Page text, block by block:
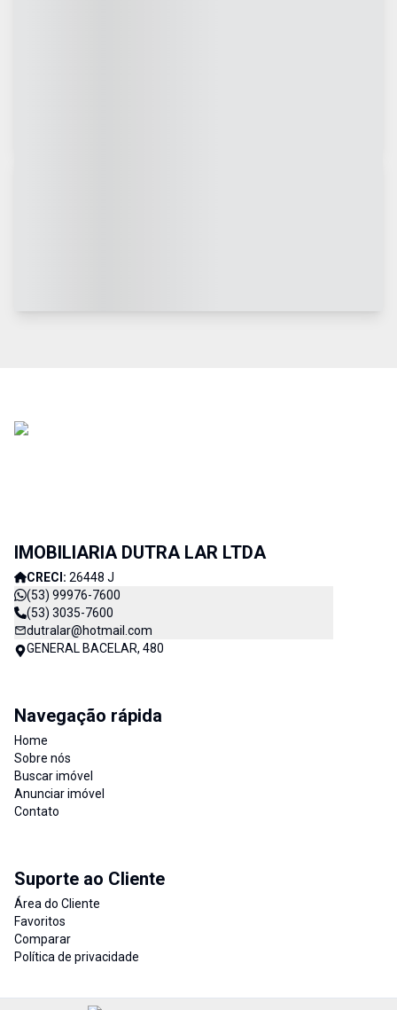
IMOBILIARIA DUTRA LAR LTDA
CRECI: 26448 J
(53) 99976-7600
(53) 3035-7600
dutralar@hotmail.com
GENERAL BACELAR, 480
Navegação rápida
Home
Sobre nós
Buscar imóvel
Anunciar imóvel
Contato
Suporte ao Cliente
Área do Cliente
Favoritos
Comparar
Política de privacidade